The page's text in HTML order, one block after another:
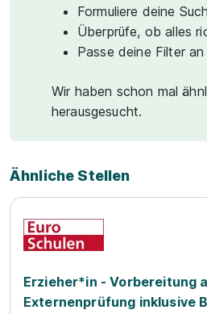
Formuliere deine
Überprüfe, ob alles
Passe deine Filter an
Wir haben schon mal
herausgesucht.
Ähnliche Stellen
Erzieher*in - Vorbereitung
Externenprüfung inklusive